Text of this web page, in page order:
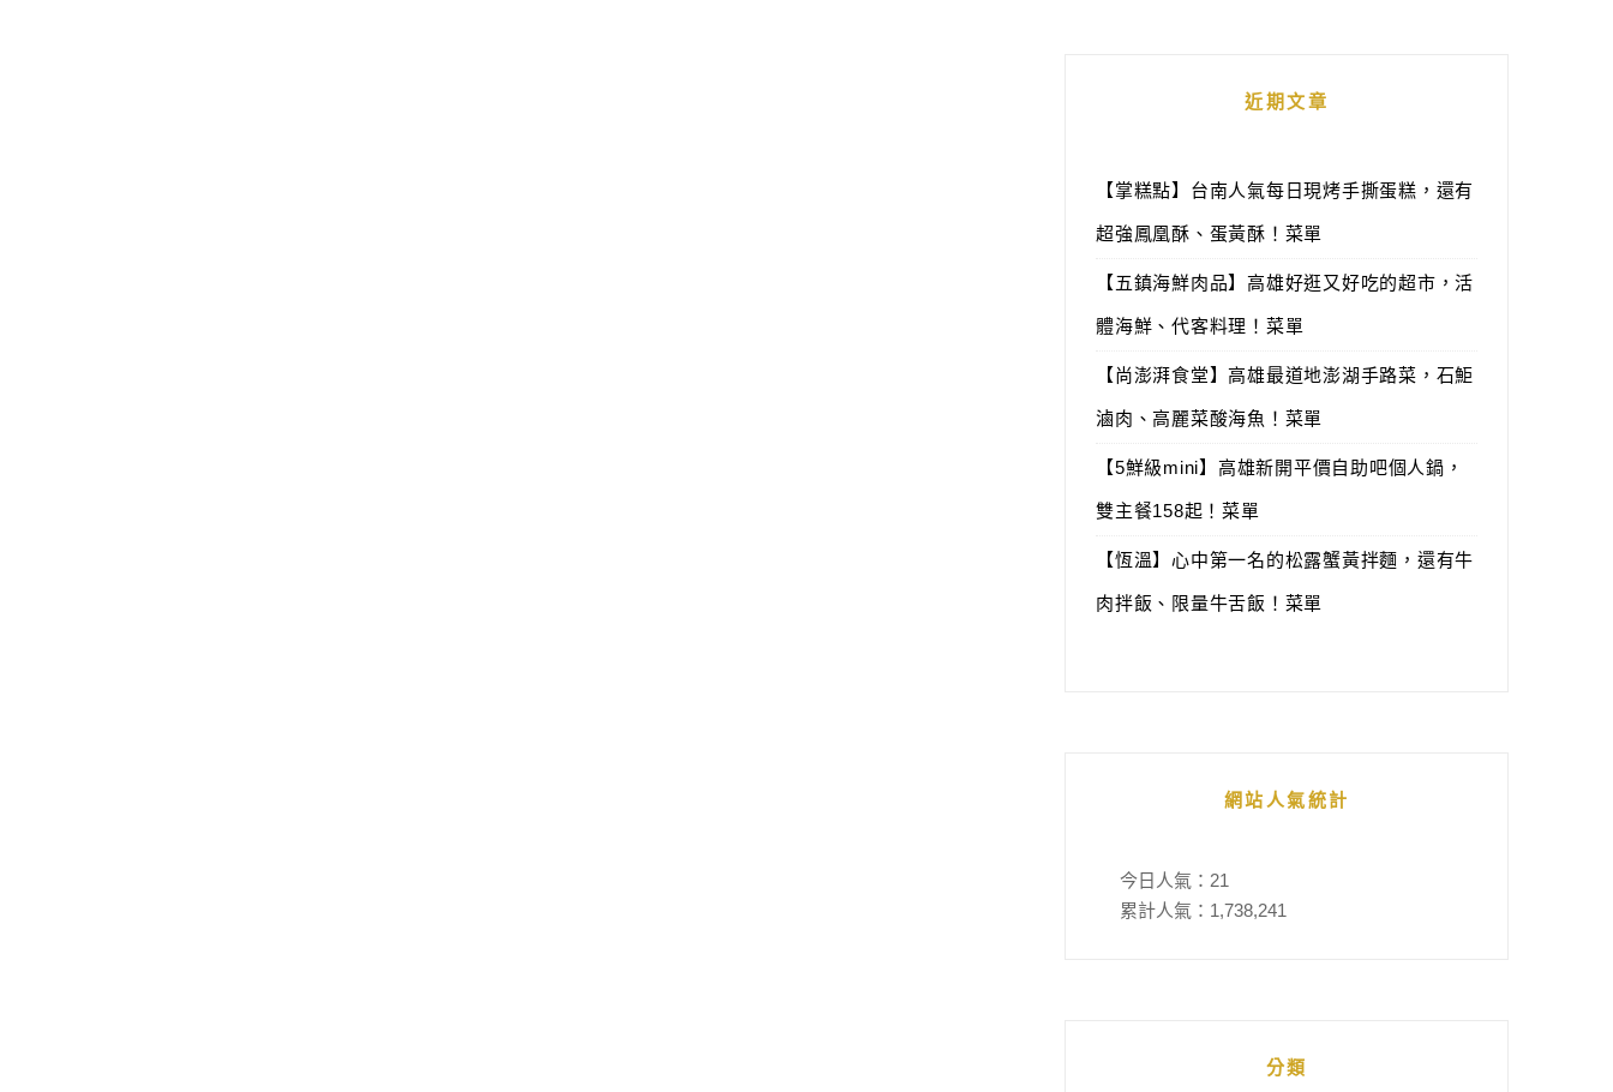
近期文章
【掌糕點】台南人氣每日現烤手撕蛋糕，還有
超強鳳凰酥、蛋黃酥！菜單
【五鎮海鮮肉品】高雄好逛又好吃的超市，活
體海鮮、代客料理！菜單
【尚澎湃食堂】高雄最道地澎湖手路菜，石鮔
滷肉、高麗菜酸海魚！菜單
【5鮮級mini】高雄新開平價自助吧個人鍋，
雙主餐158起！菜單
【恆溫】心中第一名的松露蟹黃拌麵，還有牛
肉拌飯、限量牛舌飯！菜單
網站人氣統計
今日人氣： 21
累計人氣： 1,738,241
分類